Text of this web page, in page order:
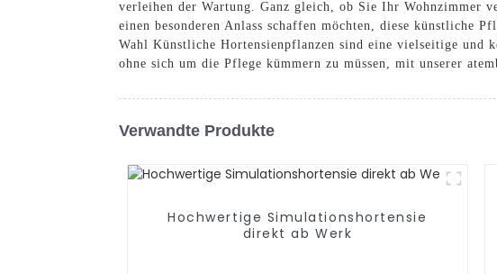
verleihen der Wartung. Ganz gleich, ob Sie Ihr Wohnzimmer
einen besonderen Anlass schaffen möchten, diese künstliche
Wahl Künstliche Hortensienpflanzen sind eine vielseitige und
ohne sich um die Pflege kümmern zu müssen, mit unserer
Verwandte Produkte
Hochwertige Simulationshortensie
direkt ab Werk